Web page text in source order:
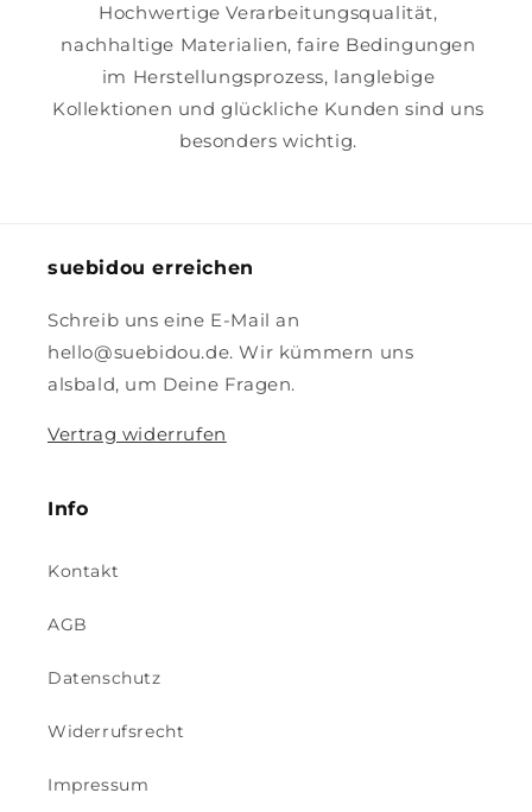
Hochwertige Verarbeitungsqualität,
nachhaltige Materialien, faire Bedingungen
im Herstellungsprozess, langlebige
Kollektionen und glückliche Kunden sind uns
besonders wichtig.
suebidou erreichen
Schreib uns eine E-Mail an
hello@suebidou.de. Wir kümmern uns
alsbald, um Deine Fragen.
Vertrag widerrufen
Info
Kontakt
AGB
Datenschutz
Widerrufsrecht
Impressum